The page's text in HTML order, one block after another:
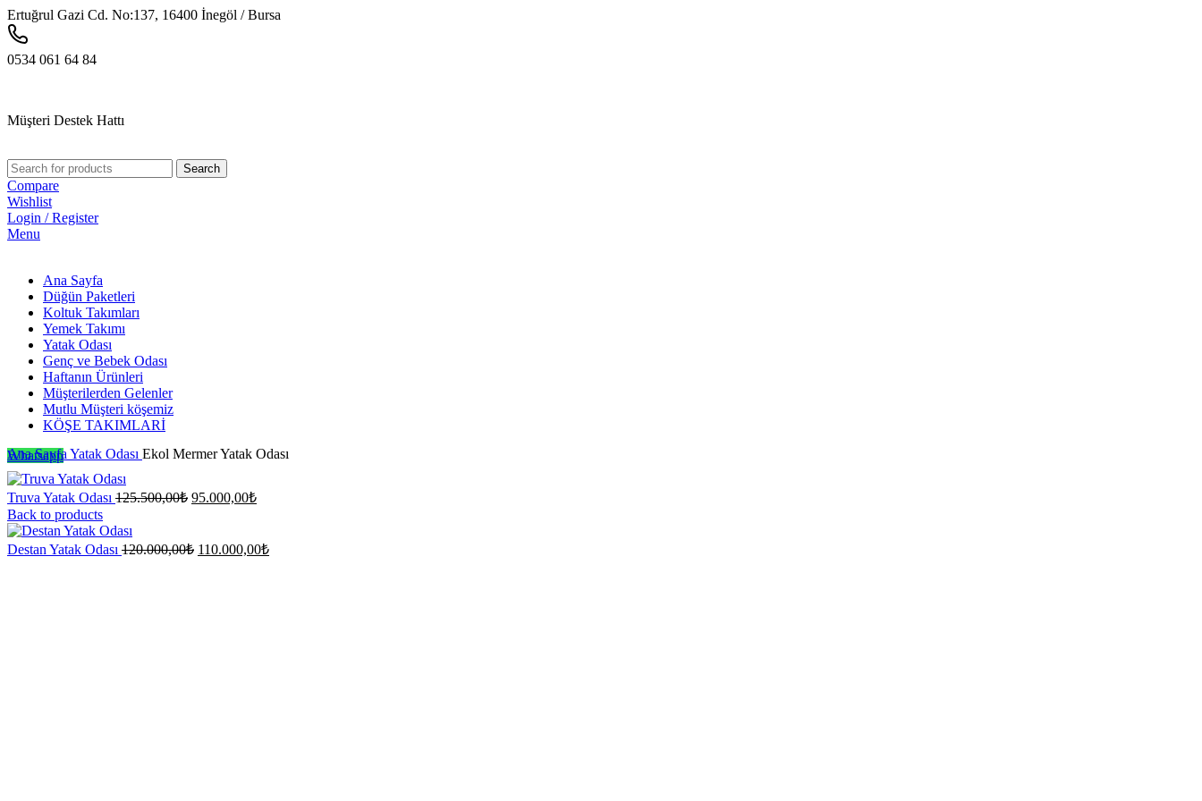
Ertuğrul Gazi Cd. No:137, 16400 İnegöl / Bursa
0534 061 64 84
Müşteri Destek Hattı
Search
Compare
Wishlist
Login / Register
Menu
Ana Sayfa
Düğün Paketleri
Koltuk Takımları
Yemek Takımı
Yatak Odası
Genç ve Bebek Odası
Haftanın Ürünleri
Müşterilerden Gelenler
Mutlu Müşteri köşemiz
KÖŞE TAKIMLARİ
Whatsapp
Ana Sayfa Yatak Odası Ekol Mermer Yatak Odası
Truva Yatak Odası 125.500,00₺ Orijinal
95.000,00₺Şu
95.000,00₺.
Back to products
Destan Yatak Odası 120.000,00₺ Orijinal
110.000,00₺Şu